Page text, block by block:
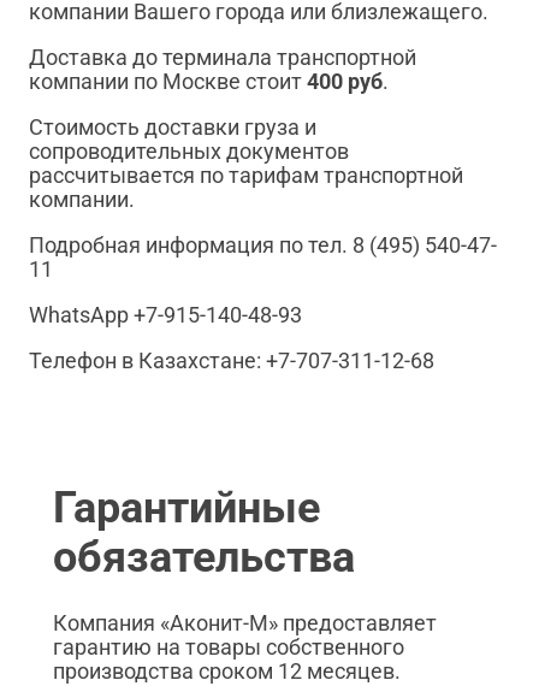
компании Вашего города или близлежащего.
Доставка до терминала транспортной
компании по Москве стоит400 руб.
Стоимость доставки груза и
сопроводительных документов
рассчитывается по тарифам транспортной
компании.
Подробная информация по тел. 8 (495) 540-47-
11
WhatsApp +7-915-140-48-93
Телефон в Казахстане: +7-707-311-12-68
Гарантийные
обязательства
Компания «Аконит-М» предоставляет
гарантию на товары собственного
производства сроком 12 месяцев.